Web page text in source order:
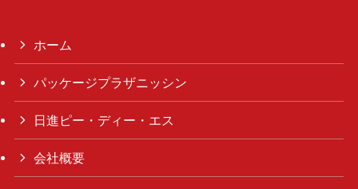
ホーム
パッケージプラザニッシン
日進ピー・ディー・エス
会社概要